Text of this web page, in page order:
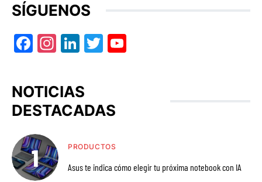
SÍGUENOS
Facebook
Instagram
LinkedIn
Twitter
NOTICIAS
DESTACADAS
PRODUCTOS
Asus te indica cómo elegir tu próxima notebook con IA